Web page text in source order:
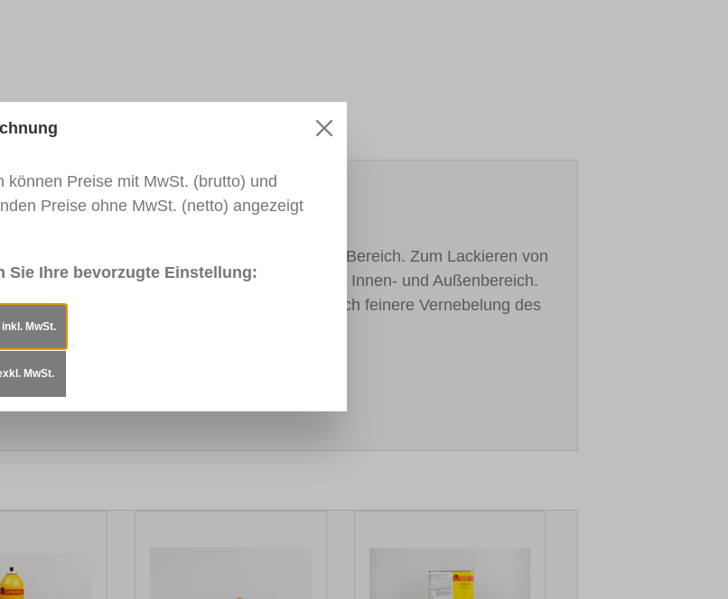
Sicherheitsdatenblatt
bei Instandsetzungsarbeiten im UNI-Bereich. Zum Lackieren von
auf vielen Kunststoffen und Metall im Innen- und Außenbereich.
weicheres druckreduziertes Sprühen und noch feinere Vernebelung des
seidenmatt.
können Preise mit MwSt. (brutto) und
Preise ohne MwSt. (netto) angezeigt
Sie Ihre bevorzugte Einstellung:
inkl. MwSt.
MwSt.